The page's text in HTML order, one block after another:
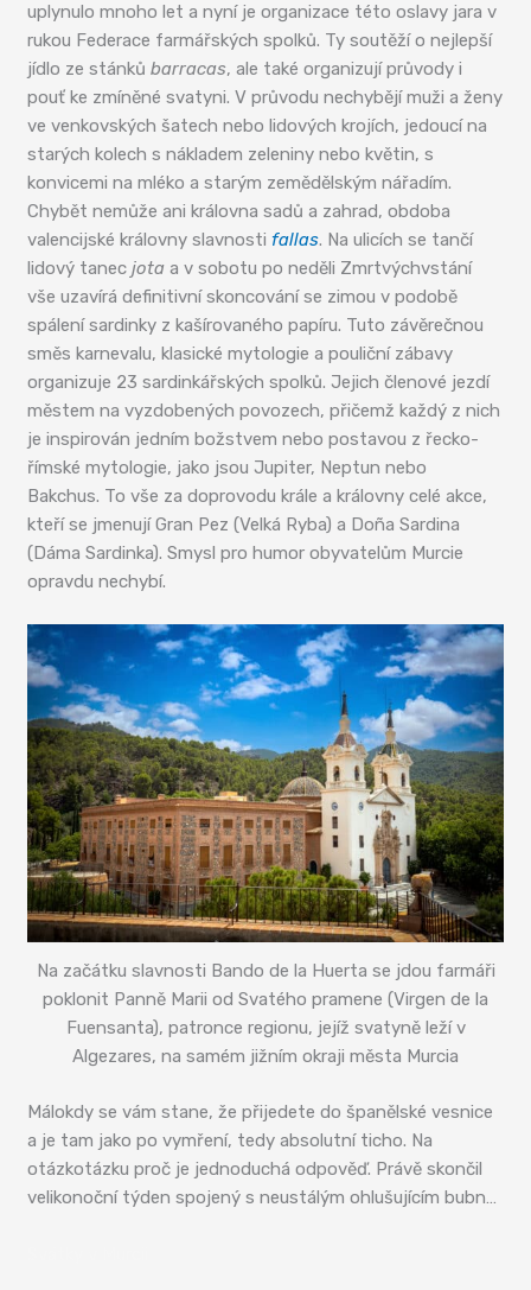
uplynulo mnoho let a nyní je organizace této oslavy jara v
rukou Federace farmářských spolků. Ty soutěží o nejlepší
jídlo ze stánkůbarracas, ale také organizují průvody i
pouť ke zmíněné svatyni. V průvodu nechybějí muži a ženy
ve venkovských šatech nebo lidových krojích, jedoucí na
starých kolech s nákladem zeleniny nebo květin, s
konvicemi na mléko a starým zemědělským nářadím.
Chybět nemůže ani královna sadů a zahrad, obdoba
valencijské královny slavnostifallas. Na ulicích se tančí
lidový tanecjota a v sobotu po neděli Zmrtvýchvstání
vše uzavírá definitivní skoncování se zimou v podobě
spálení sardinky z kašírovaného papíru. Tuto závěrečnou
směs karnevalu, klasické mytologie a pouliční zábavy
organizuje 23 sardinkářských spolků. Jejich členové jezdí
městem na vyzdobených povozech, přičemž každý z nich
je inspirován jedním božstvem nebo postavou z řecko-
římské mytologie, jako jsou Jupiter, Neptun nebo
Bakchus. To vše za doprovodu krále a královny celé akce,
kteří se jmenují Gran Pez (Velká Ryba) a Doña Sardina
(Dáma Sardinka). Smysl pro humor obyvatelům Murcie
opravdu nechybí.
Na začátku slavnosti Bando de la Huerta se jdou farmáři
poklonit Panně Marii od Svatého pramene (Virgen de la
Fuensanta), patronce regionu, jejíž svatyně leží v
Algezares, na samém jižním okraji města Murcia
Málokdy se vám stane, že přijedete do španělské vesnice
a je tam jako po vymření, tedy absolutní ticho. Na
otázkotázku proč je jednoduchá odpověď. Právě skončil
velikonoční týden spojený s neustálým ohlušujícím bubn…